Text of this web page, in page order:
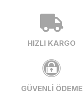
HIZLI KARGO
GÜVENLİ ÖDEME